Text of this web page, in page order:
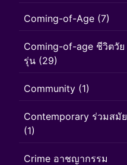
Coming-of-Age (7)
Coming-of-age ชีวิตวัย
รุ่น (29)
Community (1)
Contemporary ร่วมสมัย
(1)
Crime อาชญากรรม